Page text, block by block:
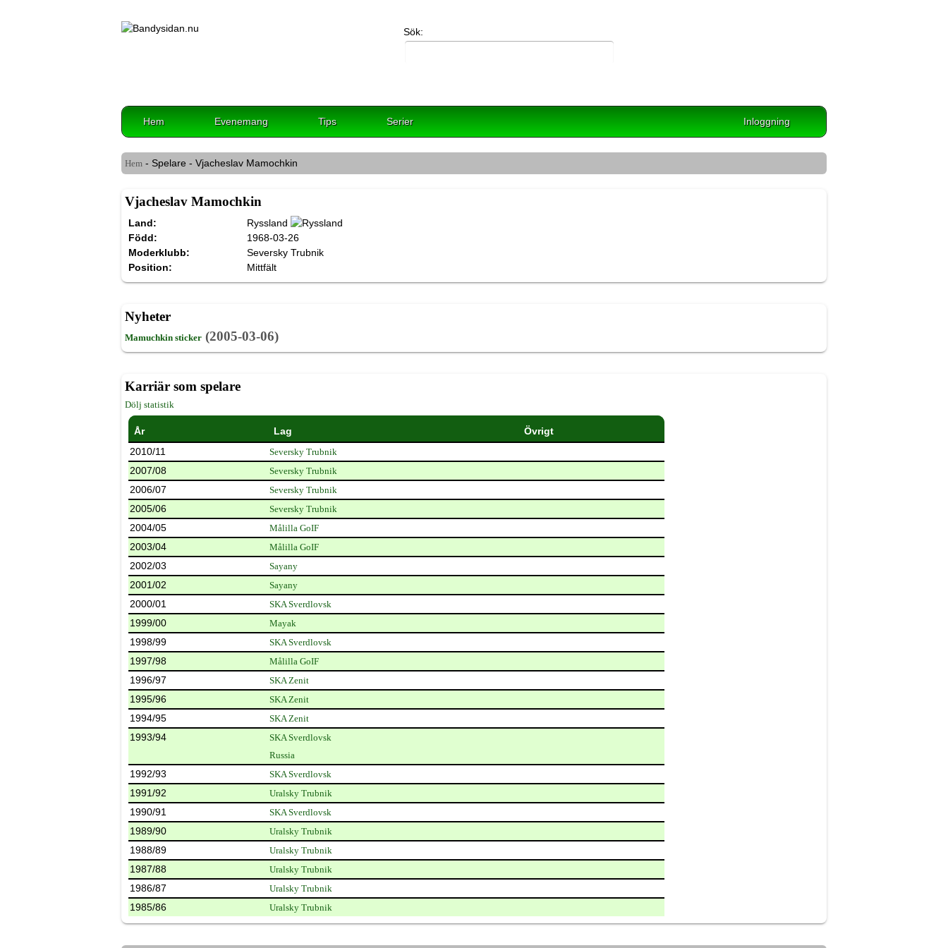
Sök:
Hem Evenemang Tips Serier Inloggning
Hem - Spelare - Vjacheslav Mamochkin
Vjacheslav Mamochkin
Land:
Ryssland
Född:
1968-03-26
Moderklubb:
Seversky Trubnik
Position:
Mittfält
Nyheter
Mamuchkin sticker (2005-03-06)
Karriär som spelare
Dölj statistik
År Lag
Övrigt
2010/11
Seversky Trubnik
2007/08 Seversky Trubnik
2006/07 Seversky Trubnik
2005/06 Seversky Trubnik
2004/05 Målilla GoIF
2003/04 Målilla GoIF
2002/03 Sayany
2001/02 Sayany
2000/01 SKA Sverdlovsk
1999/00 Mayak
1998/99 SKA Sverdlovsk
1997/98 Målilla GoIF
1996/97 SKA Zenit
1995/96 SKA Zenit
1994/95 SKA Zenit
1993/94
SKA Sverdlovsk
Russia
1992/93 SKA Sverdlovsk
1991/92 Uralsky Trubnik
1990/91 SKA Sverdlovsk
1989/90 Uralsky Trubnik
1988/89 Uralsky Trubnik
1987/88 Uralsky Trubnik
1986/87 Uralsky Trubnik
1985/86 Uralsky Trubnik